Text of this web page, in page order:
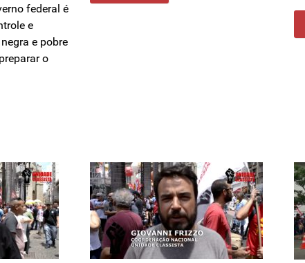
federal é
e
e pobre
o